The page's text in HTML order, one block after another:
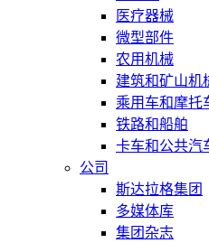
医疗器械
微型部件
农用机械
建筑和矿山机
乘用车和摩托
铁路和船舶
卡车和公共汽
公司
斯达拉格集团
多媒体库
集团杂志